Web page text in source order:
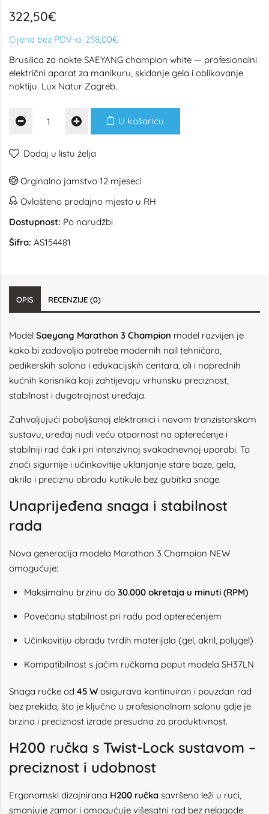
322,50€
Cijena bez PDV-a: 258,00€
Brusilica za nokte SAEYANG champion white — profesionalni
električni aparat za manikuru, skidanje gela i oblikovanje
noktiju. Lux Natur Zagreb.
U košaricu
Dodaj u listu želja
Orginalno jamstvo 12 mjeseci
Ovlašteno prodajno mjesto u RH
Dostupnost: Po narudžbi
Šifra: AS154481
OPIS RECENZIJE (0)
Model Saeyang Marathon 3 Champion model razvijen je
kako bi zadovoljio potrebe modernih nail tehničara,
pedikerskih salona i edukacijskih centara, ali i naprednih
kućnih korisnika koji zahtijevaju vrhunsku preciznost,
stabilnost i dugotrajnost uređaja.
Zahvaljujući poboljšanoj elektronici i novom tranzistorskom
sustavu, uređaj nudi veću otpornost na opterećenje i
stabilniji rad čak i pri intenzivnoj svakodnevnoj uporabi. To
znači sigurnije i učinkovitije uklanjanje stare baze, gela,
akrila i preciznu obradu kutikule bez gubitka snage.
Unaprijeđena snaga i stabilnost
rada
Nova generacija modela Marathon 3 Champion NEW
omogućuje:
Maksimalnu brzinu do 30.000 okretaja u minuti (RPM)
Povećanu stabilnost pri radu pod opterećenjem
Učinkovitiju obradu tvrdih materijala (gel, akril, polygel)
Kompatibilnost s jačim ručkama poput modela SH37LN
Snaga ručke od 45 W osigurava kontinuiran i pouzdan rad
bez prekida, što je ključno u profesionalnom salonu gdje je
brzina i preciznost izrade presudna za produktivnost.
H200 ručka s Twist-Lock sustavom –
preciznost i udobnost
Ergonomski dizajnirana H200 ručka savršeno leži u ruci,
smanjuje zamor i omogućuje višesatni rad bez nelagode.